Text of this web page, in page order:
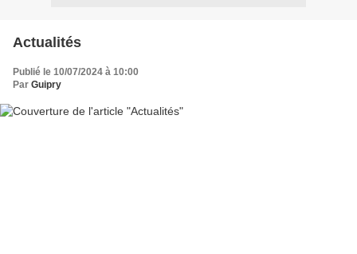
Actualités
Publié le 10/07/2024 à 10:00
Par Guipry